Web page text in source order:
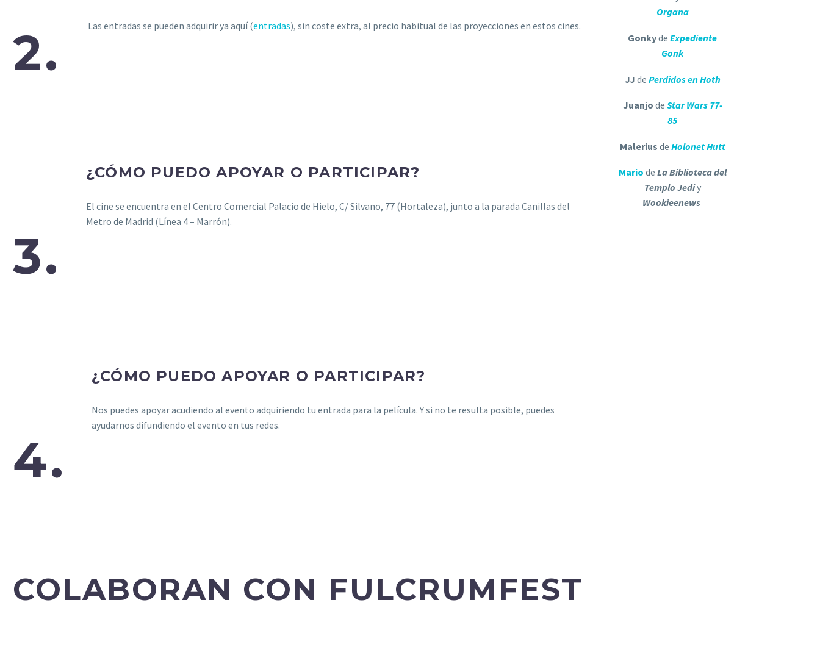
2. Las entradas se pueden adquirir ya aquí (entradas), sin coste extra, al precio habitual de las proyecciones en estos cines.
3.
¿CÓMO PUEDO APOYAR O PARTICIPAR?
El cine se encuentra en el Centro Comercial Palacio de Hielo, C/ Silvano, 77 (Hortaleza), junto a la parada Canillas del
Metro de Madrid (Línea 4 – Marrón).
4.
¿CÓMO PUEDO APOYAR O PARTICIPAR?
Nos puedes apoyar acudiendo al evento adquiriendo tu entrada para la película. Y si no te resulta posible, puedes
ayudarnos difundiendo el evento en tus redes.
Organa
GonkydeExpediente
Gonk
JJ de Perdidos en Hoth
Juanjo de Star Wars 77-
85
Malerius de Holonet Hutt
Mario de La Biblioteca del
Templo Jediy
Wookieenews
COLABORAN CON FULCRUMFEST